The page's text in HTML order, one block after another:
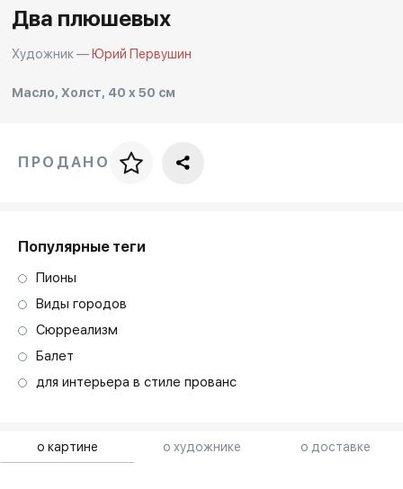
о картине о художнике о доставке
Два плюшевых
Художник — Юрий Первушин
Масло, Холст, 40 x 50 см
Цена за багет
ПРОДАНО
Популярные теги
Пионы
Виды городов
Сюрреализм
Балет
для интерьера в стиле прованс